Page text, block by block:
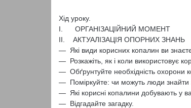
Хід уроку.
I. ОРГАНІЗАЦІЙНИЙ МОМЕНТ
II. АКТУАЛІЗАЦІЯ ОПОРНИХ ЗНАНЬ
— Які види корисних копалин ви
— Розкажіть, як і коли використовує
— Обґрунтуйте необхідність охорони
— Поміркуйте: чи можуть люди знайти
— Які корисні копалини добувають у
— Відгадайте загадку.